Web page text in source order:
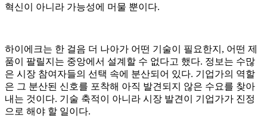
혁신이 아니라 가능성에 머물 뿐이다.
하이에크는 한 걸음 더 나아가 어떤 기술이 필요한지, 어떤 제
품이 팔릴지는 중앙에서 설계할 수 없다고 했다. 정보는 수많
은 시장 참여자들의 선택 속에 분산되어 있다. 기업가의 역할
은 그 분산된 신호를 포착해 아직 발견되지 않은 수요를 찾아
내는 것이다. 기술 축적이 아니라 시장 발견이 기업가가 진정
으로 해야 할 일이다.